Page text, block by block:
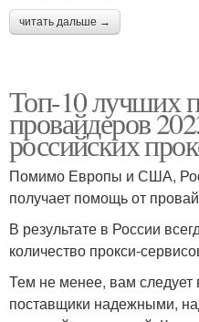
читать дальше →
Топ-10 лучших
провайдеров
российских
Помимо Европы и США,
получает помощь от
В результате в России
количество прокси-
Тем не менее, вам следует
поставщики надежными,